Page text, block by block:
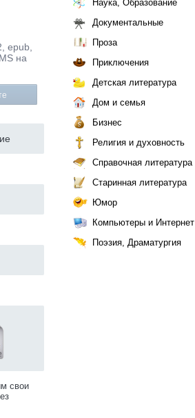
epub,
на
свои
Наука, Образование
Документальные
Проза
Приключения
Детская литература
Дом и семья
Бизнес
Религия и духовность
Справочная литература
Старинная литература
Юмор
Компьютеры и Интернет
Поэзия, Драматургия